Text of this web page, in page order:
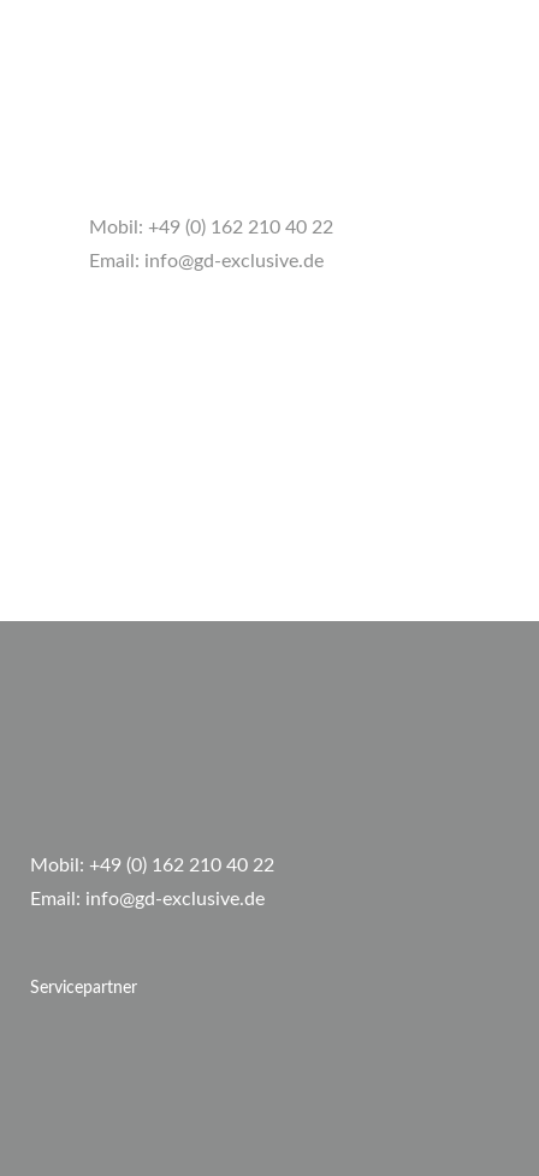
Mobil: +49 (0) 162 210 40 22
Email: info@gd-exclusive.de
Mobil: +49 (0) 162 210 40 22
Email: info@gd-exclusive.de
Servicepartner